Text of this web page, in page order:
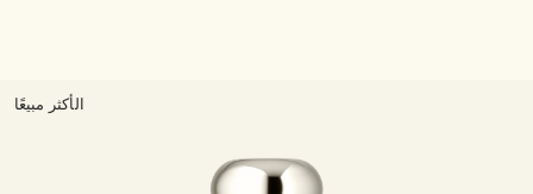
الأكثر مبيعًا